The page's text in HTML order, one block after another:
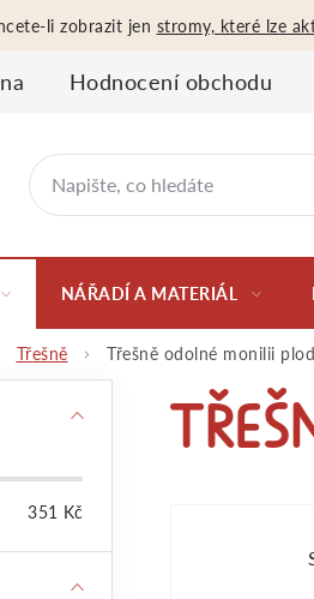
li zobrazit jen stromy, které lze
Hodnocení obchodu
NÁŘADÍ A MATERIÁL
Třešně Třešně odolné monilii
351 Kč